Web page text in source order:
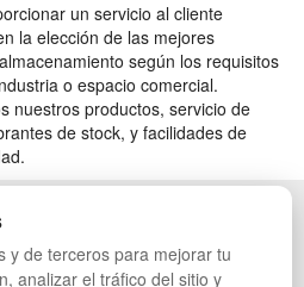
un servicio al cliente
la elección de las mejores
según los requisitos
o espacio comercial.
nuestros productos, servicio de
de stock, y facilidades de
PALETS DE PLÁSTICO
MANUTENCIÓN
y de terceros para mejorar tu
analizar el tráfico del sitio y